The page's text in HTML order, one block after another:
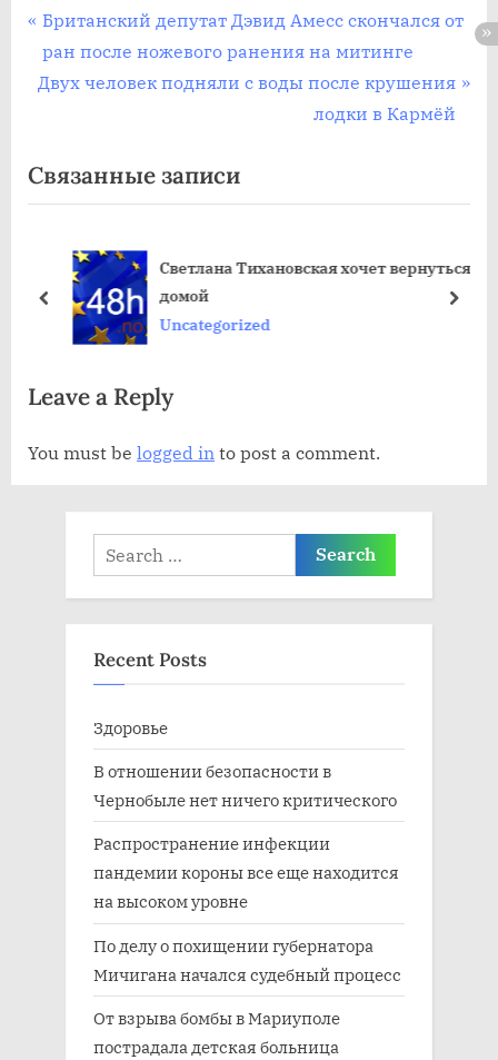
Post
navigation
П
р
е
д
у
я
п
с
Британский депутат Дэвид Амесс скончался от
ран после ножевого ранения на митинге
С
д
у
а
а
и
Двух человек подняли с воды после крушения
лодки в Кармёй
Связанные записи
Светлана Тихановская хочет вернуться
домой
Uncategorized
пред
Leave a Reply
You must be logged in to post a comment.
Search
for:
Recent Posts
Здоровье
В отношении безопасности в
Чернобыле нет ничего критического
Распространение инфекции
пандемии короны все еще находится
на высоком уровне
По делу о похищении губернатора
Мичигана начался судебный процесс
От взрыва бомбы в Мариуполе
пострадала детская больница